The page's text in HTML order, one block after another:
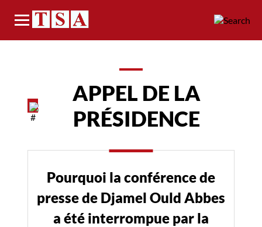
Menu
APPEL DE LA
PRÉSIDENCE
Pourquoi la conférence de
presse de Djamel Ould Abbes
a été interrompue par la